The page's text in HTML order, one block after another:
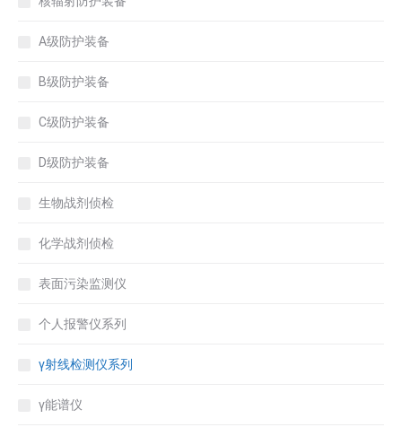
A级防护装备
B级防护装备
C级防护装备
D级防护装备
生物战剂侦检
化学战剂侦检
表面污染监测仪
个人报警仪系列
γ射线检测仪系列
γ能谱仪